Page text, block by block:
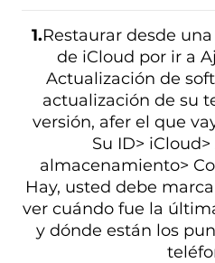
1.Restaurar desde
de iCloud por ir a
Actualización de
actualización de su
versión, afer el que
Su ID>
almacenamiento>
Hay, usted debe
ver cuándo fue la
y dónde están los